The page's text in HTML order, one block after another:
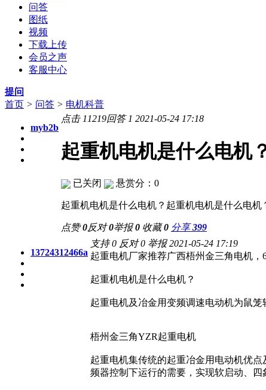
问答
图纸
视频
下载上传
会员之声
客服中心
提问
首页 > 问答 > 电机科普
myb2b
点击 11219回答 1 2021-05-24 17:18
起重机电机是什么电机
已关闭 悬赏分：0
起重机电机是什么电机？起重机电机是什么电
点赞0反对0举报0 收藏0 分享399
13724312466a
支持0 反对0 举报 2021-05-24 17:19
起重电机厂家推荐广西梧州金三角电机
起重机电机是什么电机？
起重电机及冶金用变频调速电动机为鼠笼
梧州金三角YZR起重电机
起重电机集传统的起重冶金用电动机优
频器控制下运行的需要，实现软启动、四